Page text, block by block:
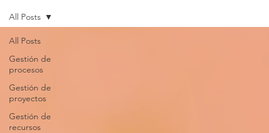
All Posts
Gestión de
procesos
Gestión de
proyectos
Gestión de
recursos
All Posts